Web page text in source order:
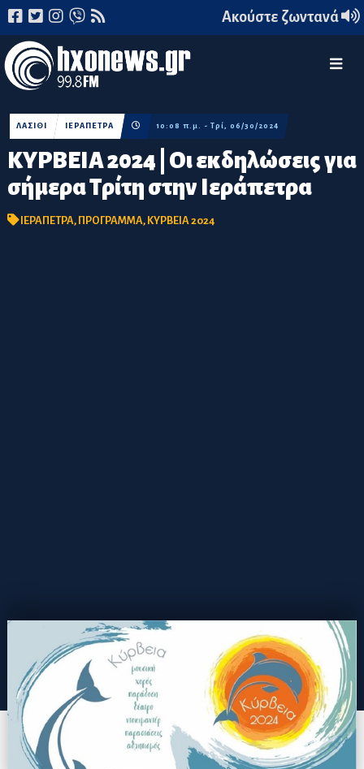
Ακούστε ζωντανά
ΚΥΡΒΕΙΑ 2024 | Οι εκδηλώσεις για
σήμερα Τρίτη στην Ιεράπετρα
ΛΑΣΙΘΙ ΙΕΡΑΠΕΤΡΑ 10:08 π.μ. - Τρί, 06/30/2024
ΙΕΡΑΠΕΤΡΑ, ΠΡΟΓΡΑΜΜΑ, ΚΥΡΒΕΙΑ 2024